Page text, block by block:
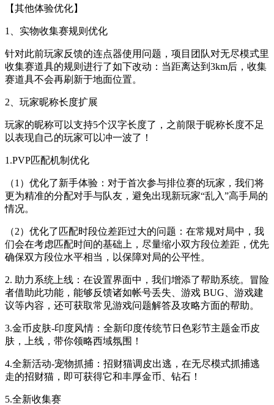
【其他体验优化】
1、实物收集赛规则优化
针对此前玩家反馈的连点器使用问题，项目团队对无尽模式里
收集赛道具的规则进行了如下改动：当距离达到3km后，收集
赛道具不会再刷新于地面位置。
2、玩家昵称长度扩展
玩家的昵称可以支持5个汉字长度了，之前限于昵称长度不足
以表现自己的玩家可以冲一波了！
1.PVP匹配机制优化
（1）优化了新手体验：对于首次参与排位赛的玩家，我们将
更为精准的分配对手与队友，避免出现新玩家“乱入”高手局的
情况。
（2）优化了匹配时段位差距过大的问题：在常规对局中，我
们会在考虑匹配时间的基础上，尽量缩小双方段位差距，优先
确保双方段位水平相当，以保障对局的公平性。
2. 助力系统上线：在设置界面中，我们增添了帮助系统。冒险
者借助此功能，能够反馈诸如帐号丢失、游戏 BUG、游戏建
议等内容，还可获取常见游戏问题解答及攻略方面的帮助。
3.金币皮肤-印度风情：全新印度传统节日色彩节主题金币皮
肤，上线，带你领略西域氛围！
4.全新活动-宠物抓捕：招财猫调皮出逃，在无尽模式抓捕逃
走的招财猫，即可获得它和丰厚金币、钻石！
5.全新收集赛